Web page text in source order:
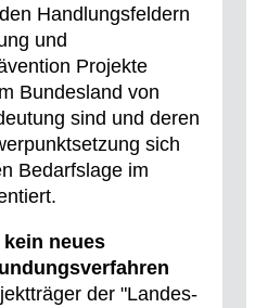
Handlungsfeldern
und
Projekte
Bundesland von
sind und deren
sich
Bedarfslage im
neues
der "Landes-